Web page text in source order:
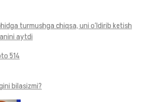
turmushga chiqsa, uni o‘ldirib ketish
aytdi
bilasizmi?